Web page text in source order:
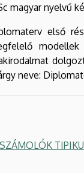
magyar nyelvű
első
neve: